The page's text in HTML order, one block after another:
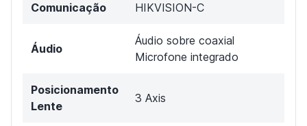
Comunicação HIKVISION-C
Áudio
Áudio sobre coaxial
Microfone integrado
Posicionamento
Lente
3 Axis